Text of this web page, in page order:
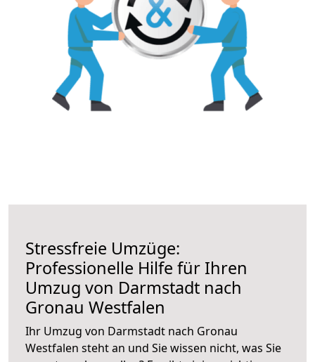
Stressfreie Umzüge:
Professionelle Hilfe für Ihren
Umzug von Darmstadt nach
Gronau Westfalen
Ihr Umzug von Darmstadt nach Gronau
Westfalen steht an und Sie wissen nicht, was Sie